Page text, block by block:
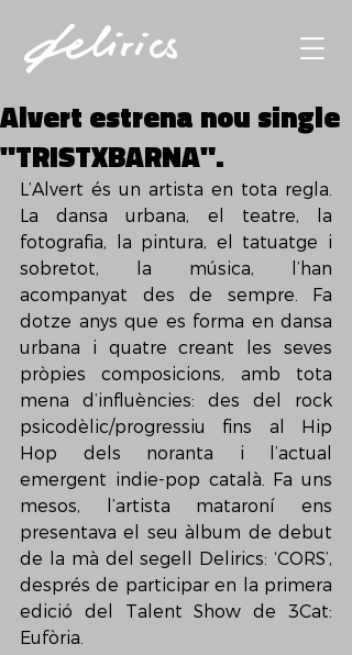
Alvert estrena nou single
"TRISTXBARNA".
L’Alvert és un artista en tota regla.
La dansa urbana, el teatre, la
fotografia, la pintura, el tatuatge i
sobretot, la música, l’han
acompanyat des de sempre. Fa
dotze anys que es forma en dansa
urbana i quatre creant les seves
pròpies composicions, amb tota
mena d’influències: des del rock
psicodèlic/progressiu fins al Hip
Hop dels noranta i l’actual
emergent indie-pop català. Fa uns
mesos, l’artista mataroní ens
presentava el seu àlbum de debut
de la mà del segell Delirics: ‘CORS’,
després de participar en la primera
edició del Talent Show de 3Cat:
Eufòria.